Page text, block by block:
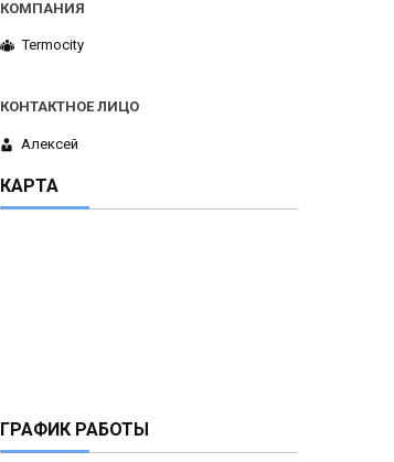
Termocity
Алексей
КАРТА
ГРАФИК РАБОТЫ